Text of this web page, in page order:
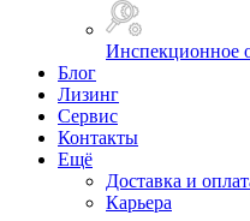
Инспекционное
Блог
Лизинг
Сервис
Контакты
Ещё
Доставка и
Карьера